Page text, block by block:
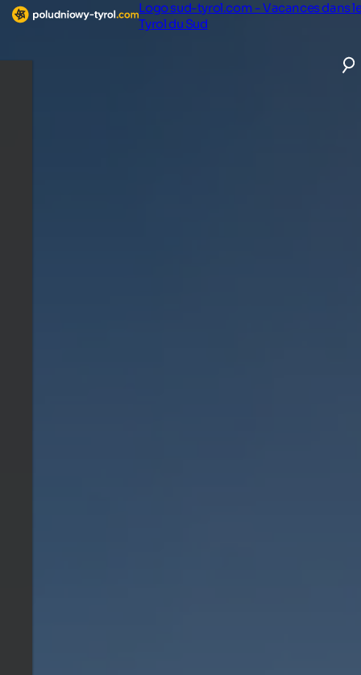
Logo sud-tyrol.com - Vacances dans
Tyrol du Sud